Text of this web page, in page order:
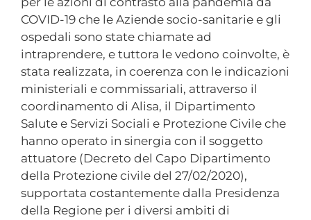
COVID-19 che le Aziende socio-sanitarie e gli
ospedali sono state chiamate ad
intraprendere, e tuttora le vedono coinvolte, è
stata realizzata, in coerenza con le indicazioni
ministeriali e commissariali, attraverso il
coordinamento di Alisa, il Dipartimento
Salute e Servizi Sociali e Protezione Civile che
hanno operato in sinergia con il soggetto
attuatore (Decreto del Capo Dipartimento
della Protezione civile del 27/02/2020),
supportata costantemente dalla Presidenza
della Regione per i diversi ambiti di